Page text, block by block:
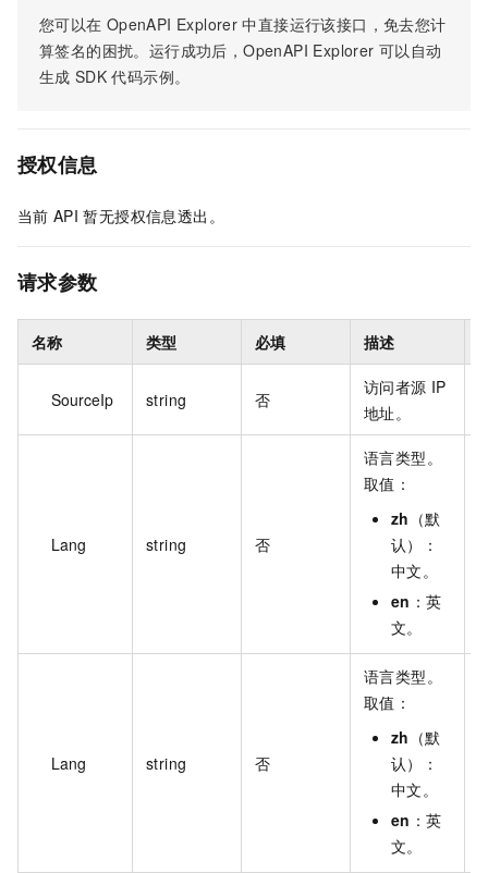
您可以在 OpenAPI Explorer 中直接运行该接口，免去您计
算签名的困扰。运行成功后，OpenAPI Explorer 可以自动
生成 SDK 代码示例。
授权信息
当前 API 暂无授权信息透出。
请求参数
名称 类型 必填 描述
SourceIp string 否
访问者源 IP
地址。
Lang string 否
语言类型。
取值：
zh （默
认）：
中文。
en ：英
文。
Lang string 否
语言类型。
取值：
zh （默
认）：
中文。
en ：英
文。